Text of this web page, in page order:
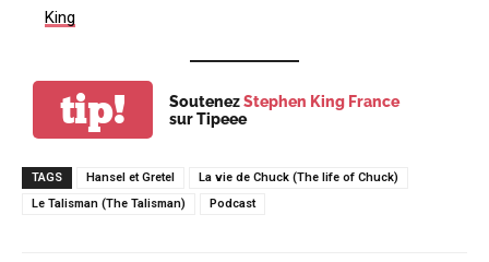
King
tip! SoutenezStephen King France
sur Tipeee
TAGS Hansel et Gretel
La vie de Chuck (The life of Chuck)
Le Talisman (The Talisman)
Podcast